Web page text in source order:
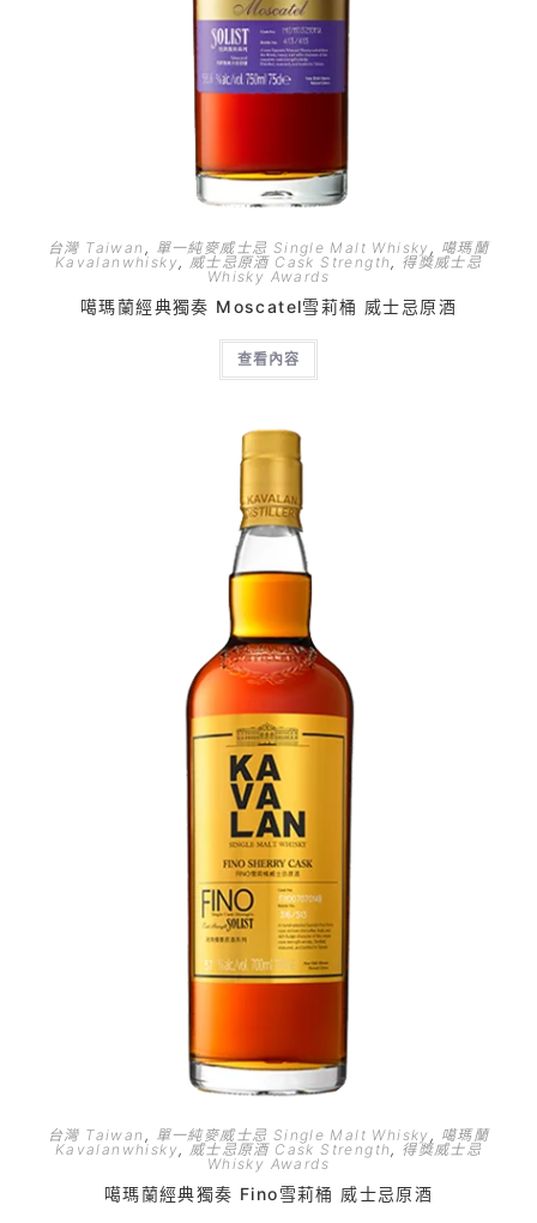
台灣 Taiwan , 單一純麥威士忌 Single Malt Whisky, 噶瑪蘭
Kavalanwhisky, 威士忌原酒 Cask Strength, 得獎威士忌
Whisky Awards
噶瑪蘭經典獨奏 Moscatel雪莉桶 威士忌原酒
查看內容
台灣 Taiwan , 單一純麥威士忌 Single Malt Whisky , 噶瑪蘭
Kavalanwhisky, 威士忌原酒 Cask Strength , 得獎威士忌
Whisky Awards
噶瑪蘭經典獨奏 Fino雪莉桶 威士忌原酒